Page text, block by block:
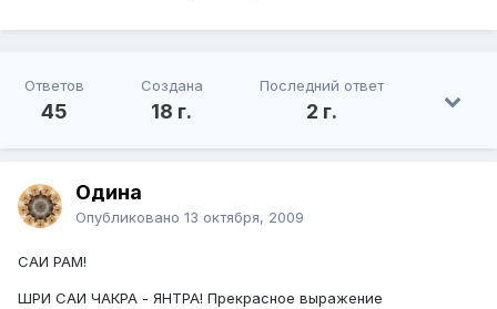
Ответов
45
Создана
18 г.
Последний ответ
2 г.
Одина
Опубликовано 13 октября, 2009
САИ РАМ!
ШРИ САИ ЧАКРА - ЯНТРА! Прекрасное выражение